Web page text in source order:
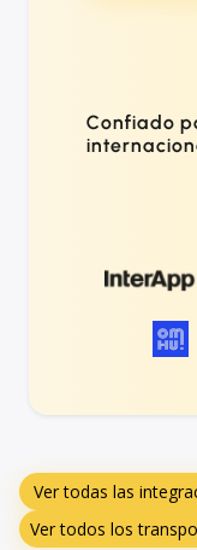
Confiado
Ver todas las
Ver todos los